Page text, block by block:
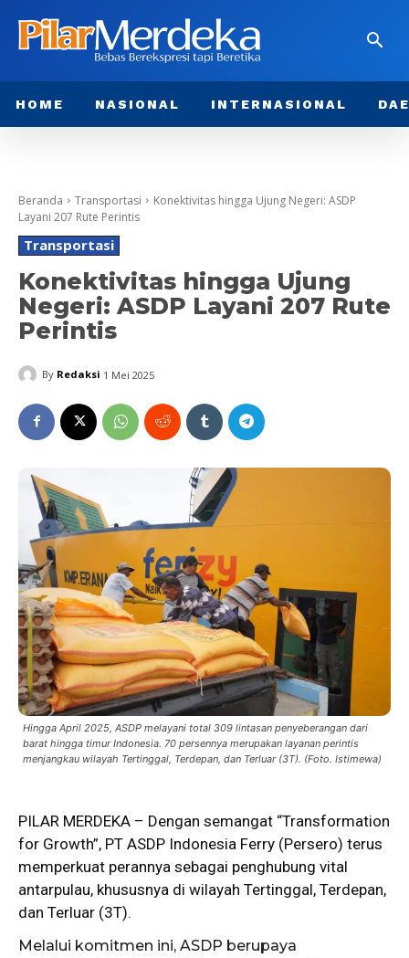
HOME NASIONAL INTERNASIONAL
Beranda Transportasi
Konektivitas hingga Ujung Negeri: ASDP
Layani 207 Rute Perintis
Transportasi
Konektivitas hingga Ujung
Negeri: ASDP Layani 207 Rute
Perintis
By Redaksi 1 Mei 2025
Hingga April 2025, ASDP melayani total 309 lintasan penyeberangan dari
barat hingga timur Indonesia. 70 persennya merupakan layanan perintis
menjangkau wilayah Tertinggal, Terdepan, dan Terluar (3T). (Foto. Istimewa)
PILAR MERDEKA – Dengan semangat “Transformation
for Growth”, PT ASDP Indonesia Ferry (Persero) terus
memperkuat perannya sebagai penghubung vital
antarpulau, khususnya di wilayah Tertinggal, Terdepan,
dan Terluar (3T).
Melalui komitmen ini, ASDP berupaya